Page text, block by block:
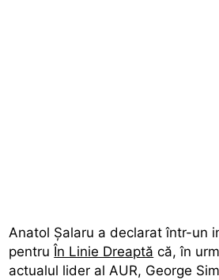
Anatol Şalaru a declarat într-un
pentruÎn Linie Dreaptă că, în
actualul lider al AUR, George